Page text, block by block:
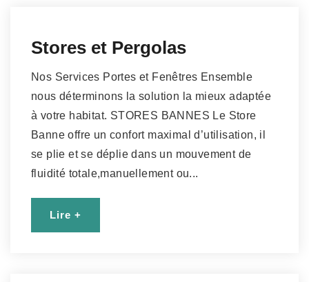
Stores et Pergolas
Nos Services Portes et Fenêtres Ensemble
nous déterminons la solution la mieux adaptée
à votre habitat. STORES BANNES Le Store
Banne offre un confort maximal d’utilisation, il
se plie et se déplie dans un mouvement de
fluidité totale,manuellement ou...
Lire +